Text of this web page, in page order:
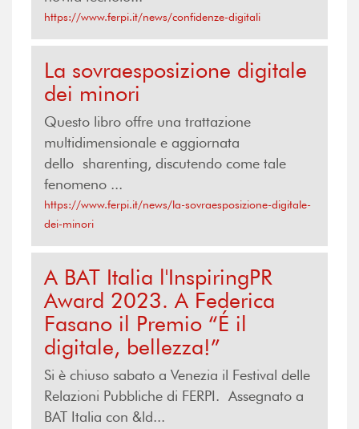
https://www.ferpi.it/news/confidenze-digitali
La sovraesposizione digitale
dei minori
Questo libro offre una trattazione
multidimensionale e aggiornata
dello sharenting, discutendo come tale
fenomeno ...
https://www.ferpi.it/news/la-sovraesposizione-digitale-
dei-minori
A BAT Italia l'InspiringPR
Award 2023. A Federica
Fasano il Premio “É il
digitale, bellezza!”
Si è chiuso sabato a Venezia il Festival delle
Relazioni Pubbliche di FERPI. Assegnato a
BAT Italia con &ld...